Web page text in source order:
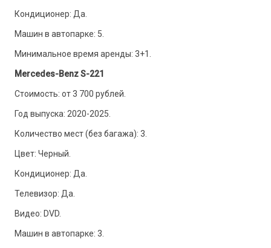
Кондиционер: Да.
Машин в автопарке: 5.
Минимальное время аренды: 3+1.
Mercedes-Benz S-221
Стоимость: от 3 700 рублей.
Год выпуска: 2020-2025.
Количество мест (без багажа): 3.
Цвет: Черный.
Кондиционер: Да.
Телевизор: Да.
Видео: DVD.
Машин в автопарке: 3.